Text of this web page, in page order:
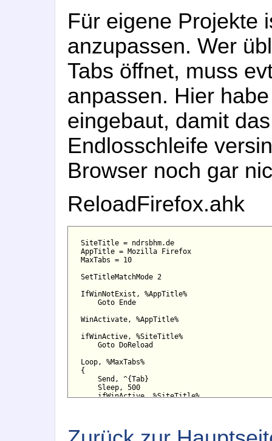
Für eigene Projekte
anzupassen. Wer
Tabs öffnet, muss
anpassen. Hier
eingebaut, damit
Endlosschleife
Browser noch gar
ReloadFirefox.ahk
SiteTitle = ndrsbhm.de
AppTitle = Mozilla Firefox
MaxTabs = 10
SetTitleMatchMode 2
IfWinNotExist, %AppTitle%
    Goto Ende
WinActivate, %AppTitle%
ifWinActive, %SiteTitle%
    Goto DoReload
Loop, %MaxTabs%
{
    Send, ^{Tab}
    Sleep, 500
    ifWinActive, %SiteTitle%
DoReload:
Send, ^R